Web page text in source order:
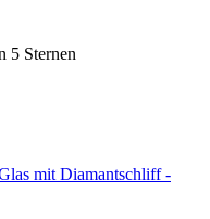
5 Sternen
mit Diamantschliff -